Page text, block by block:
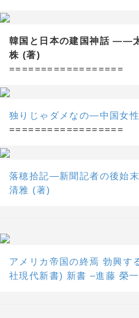
韓国と日本の建国神話
株 (著)
==================
独りじゃダメなの―中国女
==================
落穂拾記―新聞記者の後始
清雅 (著)
アメリカ帝国の終焉 勃興す
社現代新書) 新書 –進藤 榮